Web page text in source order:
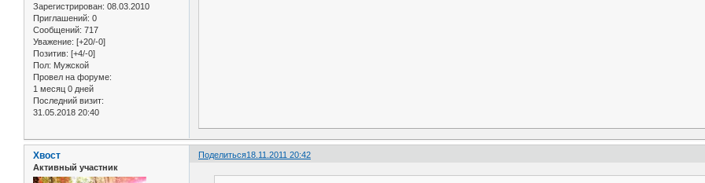
Зарегистрирован: 08.03.2010
Приглашений: 0
Сообщений: 717
Уважение: [+20/-0]
Позитив: [+4/-0]
Пол: Мужской
Провел на форуме:
1 месяц 0 дней
Последний визит:
31.05.2018 20:40
Поделиться18.11.2011 20:42
Хвост
Активный участник